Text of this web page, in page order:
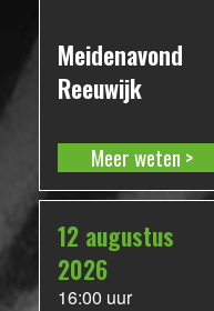
Meidenavond
Reeuwijk
Meer weten
12 augustus
2026
16:00 uur